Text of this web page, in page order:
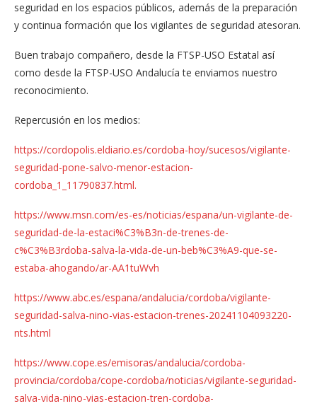
seguridad en los espacios públicos, además de la preparación
y continua formación que los vigilantes de seguridad atesoran.
Buen trabajo compañero, desde la FTSP-USO Estatal así
como desde la FTSP-USO Andalucía te enviamos nuestro
reconocimiento.
Repercusión en los medios:
https://cordopolis.eldiario.es/cordoba-hoy/sucesos/vigilante-
seguridad-pone-salvo-menor-estacion-
cordoba_1_11790837.html.
https://www.msn.com/es-es/noticias/espana/un-vigilante-de-
seguridad-de-la-estaci%C3%B3n-de-trenes-de-
c%C3%B3rdoba-salva-la-vida-de-un-beb%C3%A9-que-se-
estaba-ahogando/ar-AA1tuWvh
https://www.abc.es/espana/andalucia/cordoba/vigilante-
seguridad-salva-nino-vias-estacion-trenes-20241104093220-
nts.html
https://www.cope.es/emisoras/andalucia/cordoba-
provincia/cordoba/cope-cordoba/noticias/vigilante-seguridad-
salva-vida-nino-vias-estacion-tren-cordoba-